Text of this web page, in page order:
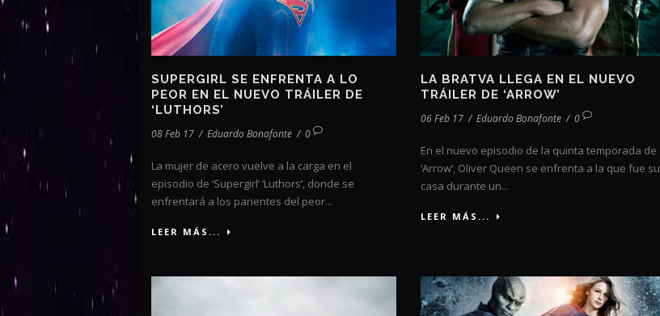
SUPERGIRL SE ENFRENTA A LO
PEOR EN EL NUEVO TRÁILER DE
‘LUTHORS’
08 Feb 17 / Eduardo Bonafonte / 0
La mujer de acero vuelve a la carga en el
episodio de ‘Supergirl’ ‘Luthors’, donde se
enfrentará a los parientes del peor...
LEER MÁS...
LA BRATVA LLEGA EN EL NUEVO
TRÁILER DE ‘ARROW’
06 Feb 17 / Eduardo Bonafonte / 0
En el nuevo episodio de la quinta temporada de
‘Arrow’, Oliver Queen se enfrenta a la que fue su
casa durante un...
LEER MÁS...